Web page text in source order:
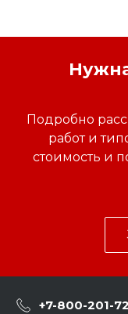
Подробно
работ и
стоимость и
+7-800-201-